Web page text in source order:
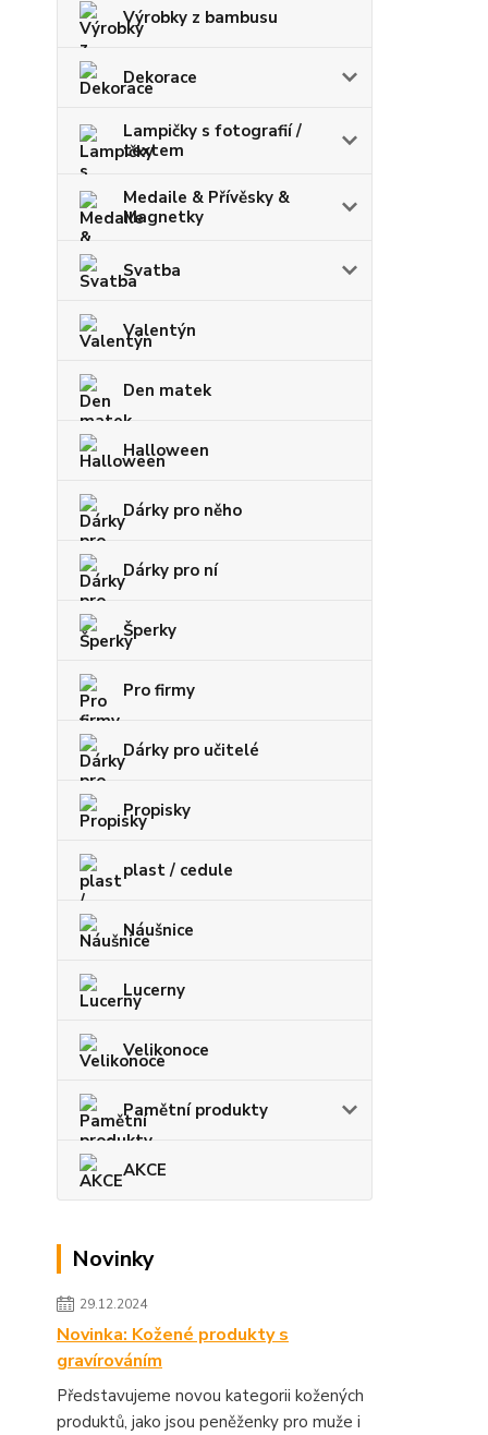
Výrobky z bambusu
Dekorace
Lampičky s fotografií /
textem
Medaile & Přívěsky &
Magnetky
Svatba
Valentýn
Den matek
Halloween
Dárky pro něho
Dárky pro ní
Šperky
Pro firmy
Dárky pro učitelé
Propisky
plast / cedule
Náušnice
Lucerny
Velikonoce
Pamětní produkty
AKCE
Novinky
29.12.2024
Novinka: Kožené produkty s
gravírováním
Představujeme novou kategorii kožených
produktů, jako jsou peněženky pro muže i